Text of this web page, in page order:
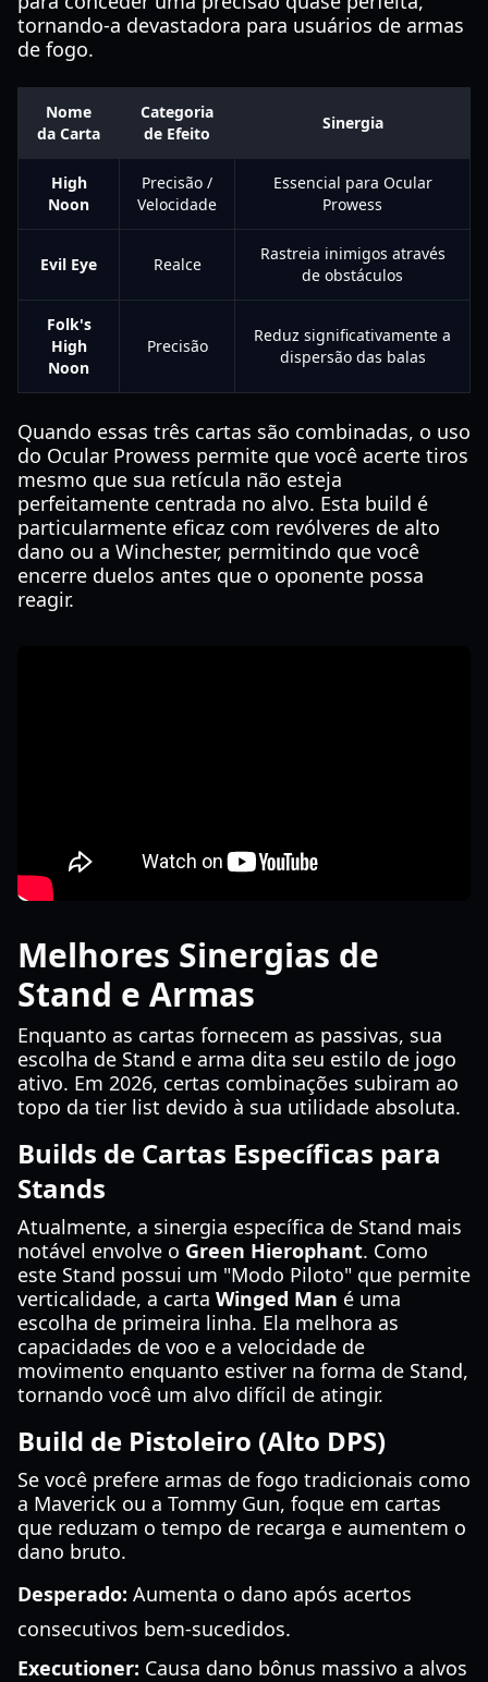
tornando-a devastadora para usuários de armas
de fogo.
Nome
da Carta
Categoria
de Efeito
Sinergia
High
Noon
Precisão /
Velocidade
Essencial para Ocular
Prowess
Evil Eye Realce
Rastreia inimigos através
de obstáculos
Folk's
High
Noon
Precisão
Reduz significativamente a
dispersão das balas
Quando essas três cartas são combinadas, o uso
do Ocular Prowess permite que você acerte tiros
mesmo que sua retícula não esteja
perfeitamente centrada no alvo. Esta build é
particularmente eficaz com revólveres de alto
dano ou a Winchester, permitindo que você
encerre duelos antes que o oponente possa
reagir.
Melhores Sinergias de
Stand e Armas
Enquanto as cartas fornecem as passivas, sua
escolha de Stand e arma dita seu estilo de jogo
ativo. Em 2026, certas combinações subiram ao
topo da tier list devido à sua utilidade absoluta.
Builds de Cartas Específicas para
Stands
Atualmente, a sinergia específica de Stand mais
notável envolve o Green Hierophant. Como
este Stand possui um "Modo Piloto" que permite
verticalidade, a carta Winged Man é uma
escolha de primeira linha. Ela melhora as
capacidades de voo e a velocidade de
movimento enquanto estiver na forma de Stand,
tornando você um alvo difícil de atingir.
Build de Pistoleiro (Alto DPS)
Se você prefere armas de fogo tradicionais como
a Maverick ou a Tommy Gun, foque em cartas
que reduzam o tempo de recarga e aumentem o
dano bruto.
Desperado: Aumenta o dano após acertos
consecutivos bem-sucedidos.
Executioner: Causa dano bônus massivo a alvos